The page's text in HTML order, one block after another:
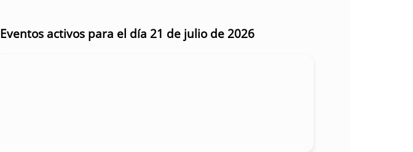
Eventos activos para el día 21 de julio de 2026